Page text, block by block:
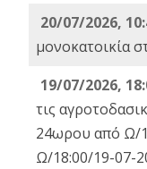
20/07/2026,
μονοκατοικία
19/07/2026,
τις
24ωρου από Ω/
Ω/18:00/19-07-